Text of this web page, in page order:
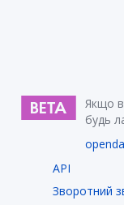
Якщо
будь
API
Зворотний